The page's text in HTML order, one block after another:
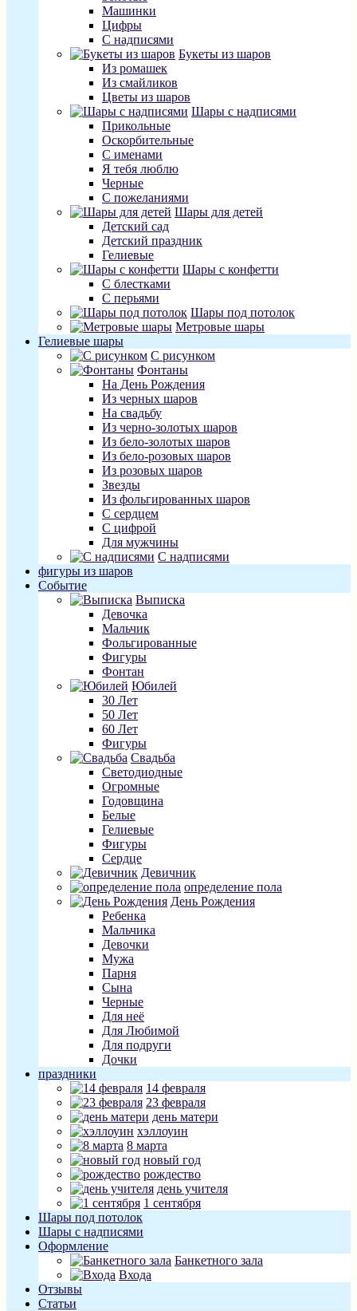
Машинки
Цифры
С надписями
Букеты из шаров
Из ромашек
Из смайликов
Цветы из шаров
Шары с надписями
Прикольные
Оскорбительные
С именами
Я тебя люблю
Черные
С пожеланиями
Шары для детей
Детский сад
Детский праздник
Гелиевые
Шары с конфетти
С блестками
С перьями
Шары под потолок
Метровые шары
Гелиевые шары
С рисунком
Фонтаны
На День Рождения
Из черных шаров
На свадьбу
Из черно-золотых шаров
Из бело-золотых шаров
Из бело-розовых шаров
Из розовых шаров
Звезды
Из фольгированных шаров
С сердцем
С цифрой
Для мужчины
С надписями
фигуры из шаров
Событие
Выписка
Девочка
Мальчик
Фольгированные
Фигуры
Фонтан
Юбилей
30 Лет
50 Лет
60 Лет
Фигуры
Свадьба
Светодиодные
Огромные
Годовщина
Белые
Гелиевые
Фигуры
Сердце
Девичник
определение пола
День Рождения
Ребенка
Мальчика
Девочки
Мужа
Парня
Сына
Черные
Для неё
Для Любимой
Для подруги
Дочки
праздники
14 февраля
23 февраля
день матери
хэллоуин
8 марта
новый год
рождество
день учителя
1 сентября
Шары под потолок
Шары с надписями
Оформление
Банкетного зала
Входа
Отзывы
Статьи